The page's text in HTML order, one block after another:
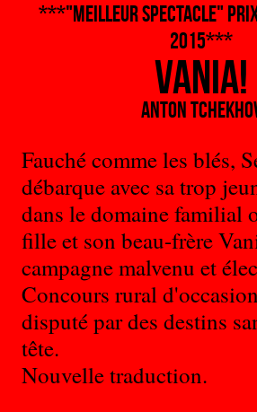
***"MEILLEUR SPECTACLE"
2015***
Vania!
Anton
Fauché comme les blés,
débarque avec sa trop
dans le domaine familial
fille et son beau-frère
campagne malvenu et
Concours rural
disputé par des destins
tête.
Nouvelle traduction.